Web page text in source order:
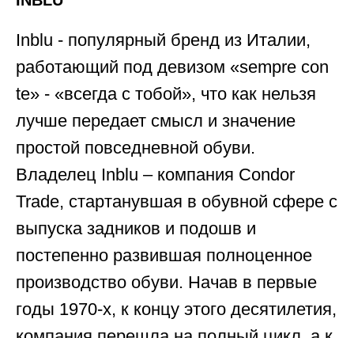
Inblu - популярный бренд из Италии,
работающий под девизом «sempre con
te» - «всегда с тобой», что как нельзя
лучше передает смысл и значение
простой повседневной обуви.
Владелец Inblu – компания Condor
Trade, стартанувшая в обувной сфере с
выпуска задников и подошв и
постепенно развившая полноценное
производство обуви. Начав в первые
годы 1970-х, к концу этого десятилетия,